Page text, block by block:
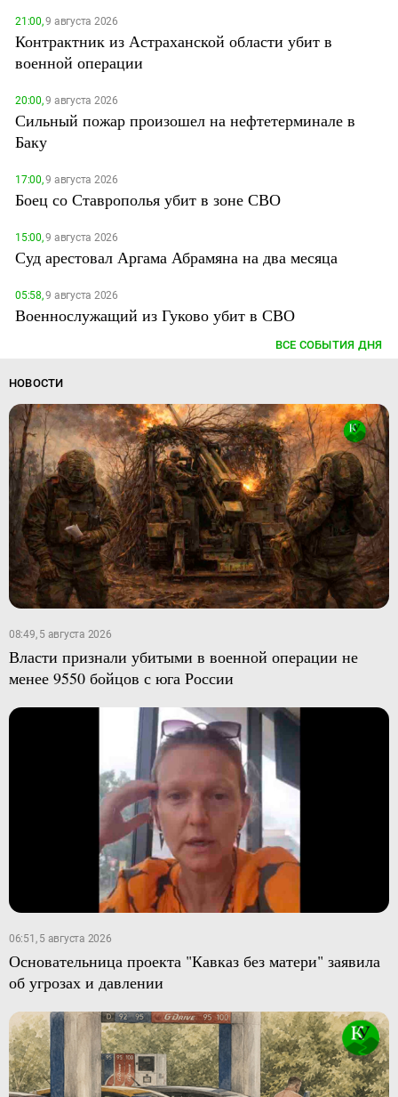
21:00,9 августа 2026
Контрактник из Астраханской области убит в
военной операции
20:00,9 августа 2026
Сильный пожар произошел на нефтетерминале в
Баку
17:00,9 августа 2026
Боец со Ставрополья убит в зоне СВО
15:00,9 августа 2026
Суд арестовал Аргама Абрамяна на два месяца
05:58,9 августа 2026
Военнослужащий из Гуково убит в СВО
ВСЕ СОБЫТИЯ ДНЯ
НОВОСТИ
08:49, 5 августа 2026
Власти признали убитыми в военной операции не
менее 9550 бойцов с юга России
06:51, 5 августа 2026
Основательница проекта "Кавказ без матери" заявила
об угрозах и давлении